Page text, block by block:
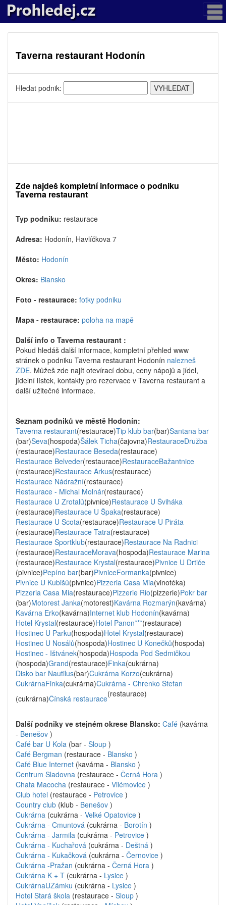
Taverna restaurant Hodonín
Hledat podnik:
Zde najdeš kompletní informace o podniku
Taverna restaurant
Typ podniku: restaurace
Adresa: Hodonín, Havlíčkova 7
Město: Hodonín
Okres: Blansko
Foto - restaurace: fotky podniku
Mapa - restaurace: poloha na mapě
Další info o Taverna restaurant :
Pokud hledáš další informace, kompletní přehled www
stránek o podniku Taverna restaurant Hodonín nalezneš
ZDE. Můžeš zde najít otevírací dobu, ceny nápojů a jídel,
jídelní lístek, kontakty pro rezervace v Taverna restaurant a
další užitečné informace.
Seznam podniků ve městě Hodonín:
Taverna restaurant(restaurace)Tip klub bar(bar)Santana bar
(bar)Seva(hospoda)Šálek Ticha(čajovna)RestauraceDružba
(restaurace)Restaurace Beseda(restaurace)
Restaurace Belveder(restaurace)RestauraceBažantnice
(restaurace)Restaurace Arkus(restaurace)
Restaurace Nádražní(restaurace)
Restaurace - Michal Molnár(restaurace)
Restaurace U Zrotalů(pivnice)Restaurace U Šviháka
(restaurace)Restaurace U Špaka(restaurace)
Restaurace U Scota(restaurace)Restaurace U Piráta
(restaurace)Restaurace Tatra(restaurace)
Restaurace Sportklub(restaurace)Restaurace Na Radnici
(restaurace)RestauraceMorava(hospoda)Restaurace Marina
(restaurace)Restaurace Krystal(restaurace)Pivnice U Drtiče
(pivnice)Pepíno bar(bar)PivniceFormanka(pivnice)
Pivnice U Kubišů(pivnice)Pizzeria Casa Mia(vinotéka)
Pizzeria Casa Mia(restaurace)Pizzerie Rio(pizzerie)Pokr bar
(bar)Motorest Janka(motorest)Kavárna Rozmarýn(kavárna)
Kavárna Erko(kavárna)Internet klub Hodonín(kavárna)
Hotel Krystal(restaurace)Hotel Panon***(restaurace)
Hostinec U Parku(hospoda)Hotel Krystal(restaurace)
Hostinec U Nosálů(hospoda)Hostinec U Konečků(hospoda)
Hostinec - Ištvánek(hospoda)Hospoda Pod Sedmičkou
(hospoda)Grand(restaurace)Finka(cukrárna)
Disko bar Nautilus(bar)Cukrárna Korzo(cukrárna)
CukrárnaFinka(cukrárna)Cukrárna - Chrenko Štefan
(cukrárna)Čínská restaurace(restaurace)
Další podniky ve stejném okrese Blansko: Café (kavárna
- Benešov )
Café bar U Kola (bar - Sloup )
Café Bergman (restaurace - Blansko )
Café Blue Internet (kavárna - Blansko )
Centrum Sladovna (restaurace - Černá Hora )
Chata Macocha (restaurace - Vilémovice )
Club hotel (restaurace - Petrovice )
Country club (klub - Benešov )
Cukrárna (cukrárna - Velké Opatovice )
Cukrárna - Cmuntová (cukrárna - Borotín )
Cukrárna - Jarmila (cukrárna - Petrovice )
Cukrárna - Kuchařová (cukrárna - Deštná )
Cukrárna - Kukačková (cukrárna - Černovice )
Cukrárna -Pražan (cukrárna - Černá Hora )
Cukrárna K + T (cukrárna - Lysice )
CukrárnaUZámku (cukrárna - Lysice )
Hotel Stará škola (restaurace - Sloup )